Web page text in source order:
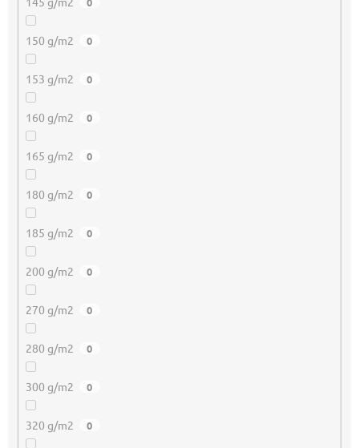
150 g/m2 0
153 g/m2 0
160 g/m2 0
165 g/m2 0
180 g/m2 0
185 g/m2 0
200 g/m2 0
270 g/m2 0
280 g/m2 0
300 g/m2 0
320 g/m2 0